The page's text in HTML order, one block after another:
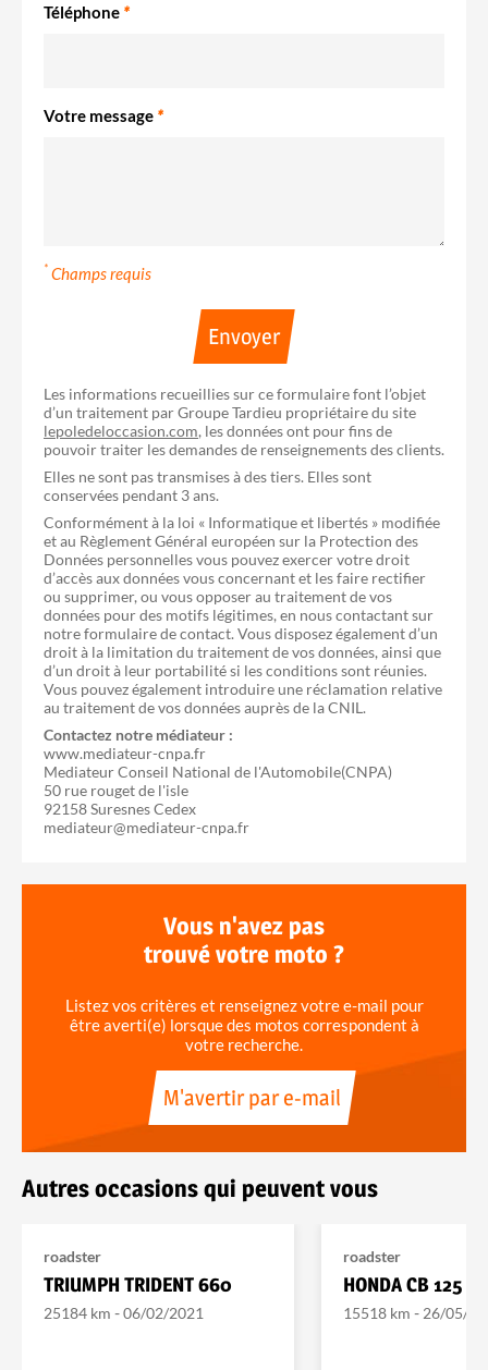
Téléphone *
Votre message *
* Champs requis
Envoyer
Les informations recueillies sur ce formulaire font l’objet
d’un traitement par Groupe Tardieu propriétaire du site
lepoledeloccasion.com, les données ont pour fins de
pouvoir traiter les demandes de renseignements des clients.
Elles ne sont pas transmises à des tiers. Elles sont
conservées pendant 3 ans.
Conformément à la loi « Informatique et libertés » modifiée
et au Règlement Général européen sur la Protection des
Données personnelles vous pouvez exercer votre droit
d’accès aux données vous concernant et les faire rectifier
ou supprimer, ou vous opposer au traitement de vos
données pour des motifs légitimes, en nous contactant sur
notre formulaire de contact. Vous disposez également d’un
droit à la limitation du traitement de vos données, ainsi que
d’un droit à leur portabilité si les conditions sont réunies.
Vous pouvez également introduire une réclamation relative
au traitement de vos données auprès de la CNIL.
Contactez notre médiateur :
www.mediateur-cnpa.fr
Mediateur Conseil National de l'Automobile(CNPA)
50 rue rouget de l'isle
92158 Suresnes Cedex
mediateur@mediateur-cnpa.fr
Vous n'avez pas
trouvé votre moto ?
Listez vos critères et renseignez votre e-mail pour
être averti(e) lorsque des motos correspondent à
votre recherche.
M'avertir par e-mail
Autres occasions qui peuvent vous
roadster
TRIUMPH TRIDENT 660
25184 km -06/02/2021
roadster
HONDA CB 125 R
15518 km - 26/05/